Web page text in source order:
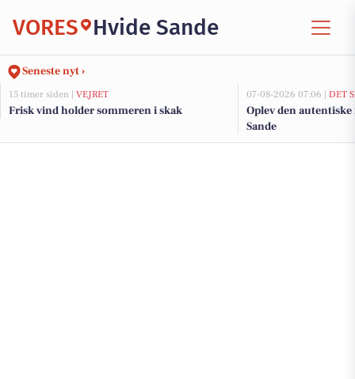
VORES Hvide Sande
Seneste nyt ›
15 timer siden | VEJRET
Frisk vind holder sommeren i skak
07-08-2026 07:06 | DET
Oplev den
Sande